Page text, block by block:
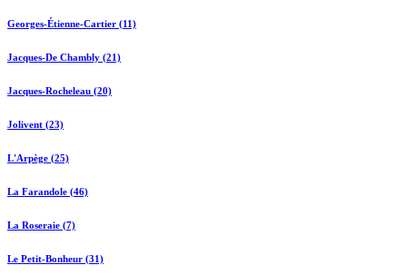
Georges-Étienne-Cartier (11)
Jacques-De Chambly (21)
Jacques-Rocheleau (20)
Jolivent (23)
L'Arpège (25)
La Farandole (46)
La Roseraie (7)
Le Petit-Bonheur (31)